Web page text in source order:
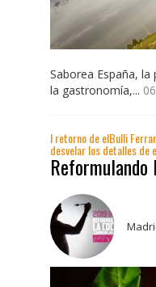
Saborea España,
la gastronomía,...
l retorno de elBulli
desvelar los detalles de
Reformulando